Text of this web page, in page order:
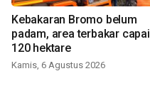
Kebakaran Bromo belum
padam, area terbakar capai
120 hektare
Kamis, 6 Agustus 2026